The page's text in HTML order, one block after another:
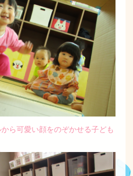
から可愛い顔をのぞかせる子ども